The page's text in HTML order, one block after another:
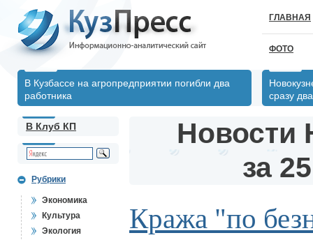
ГЛАВНАЯ
ФОТО
В Кузбассе на агропредприятии погибли два
работника
сразу
В Клуб КП
Рубрики
Экономика
Культура
Экология
Новости
за
Кража "по